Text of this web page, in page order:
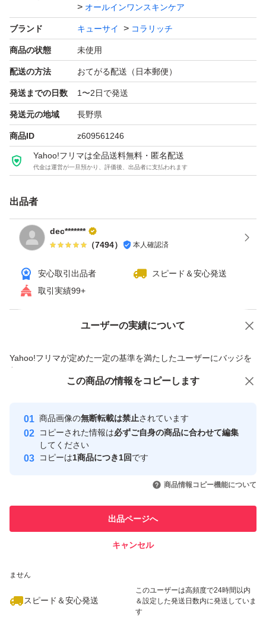
オールインワンスキンケア
ブランド キューサイ コラリッチ
商品の状態 未使用
配送の方法 おてがる配送（日本郵便）
発送までの日数 1〜2日で発送
発送元の地域 長野県
商品ID z609561246
Yahoo!フリマは全品送料無料・匿名配送
代金は運営が一旦預かり、評価後、出品者に支払われます
出品者
dec*******
（7494） 本人確認済
安心取引出品者
スピード＆安心発送
取引実績99+
ユーザーの実績について
Yahoo!フリマが定めた一定の基準を満たしたユーザーにバッジを
付与しています
安心取引出品者
心・安全なユーザーです
取引実績
引を完了させた実績があります
での取引実績があります
ません
スピード＆安心発送
このユーザーは高頻度で24時間以内
＆設定した発送日数内に発送していま
す
価格の相談 商品への質問
この商品の情報をコピーします
商品画像の無断転載は禁止されています
コピーされた情報は必ずご自身の商品に合わせて編集
してください
コピーは1商品につき1回です
商品情報コピー機能について
出品ページへ
キャンセル
この商品をみている人にオススメ